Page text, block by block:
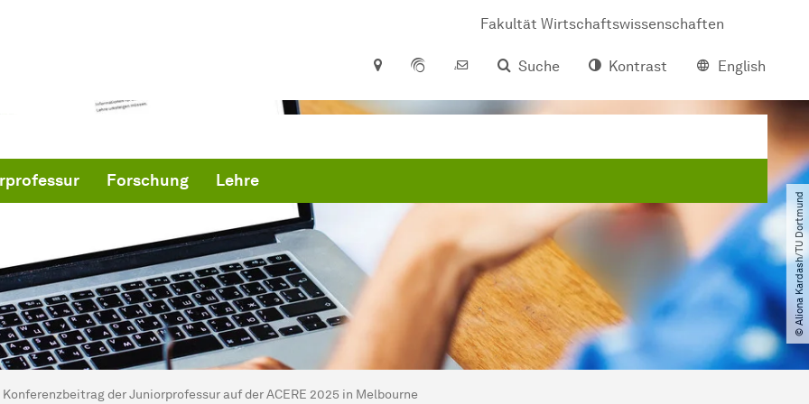
Fakultät Wirtschaftswissenschaften
Suche
Kontrast English
Forschung Lehre
© Aliona Kardash​/​TU Dortmund
hier: und Digitalisierung - WiWi
Konferenzbeitrag der Juniorprofessur auf der ACERE 2025 in Melbourne